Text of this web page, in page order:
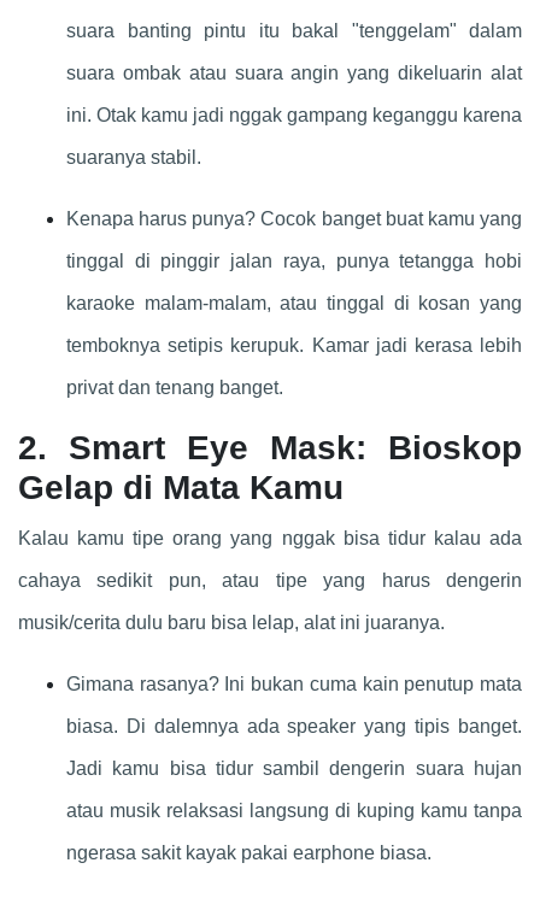
suara banting pintu itu bakal "tenggelam" dalam
suara ombak atau suara angin yang dikeluarin alat
ini. Otak kamu jadi nggak gampang keganggu karena
suaranya stabil.
Kenapa harus punya? Cocok banget buat kamu yang
tinggal di pinggir jalan raya, punya tetangga hobi
karaoke malam-malam, atau tinggal di kosan yang
temboknya setipis kerupuk. Kamar jadi kerasa lebih
privat dan tenang banget.
2. Smart Eye Mask: Bioskop
Gelap di Mata Kamu
Kalau kamu tipe orang yang nggak bisa tidur kalau ada
cahaya sedikit pun, atau tipe yang harus dengerin
musik/cerita dulu baru bisa lelap, alat ini juaranya.
Gimana rasanya? Ini bukan cuma kain penutup mata
biasa. Di dalemnya ada speaker yang tipis banget.
Jadi kamu bisa tidur sambil dengerin suara hujan
atau musik relaksasi langsung di kuping kamu tanpa
ngerasa sakit kayak pakai earphone biasa.